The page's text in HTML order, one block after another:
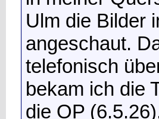
Ulm die Bilder
angeschaut.
telefonisch
bekam ich die
die OP